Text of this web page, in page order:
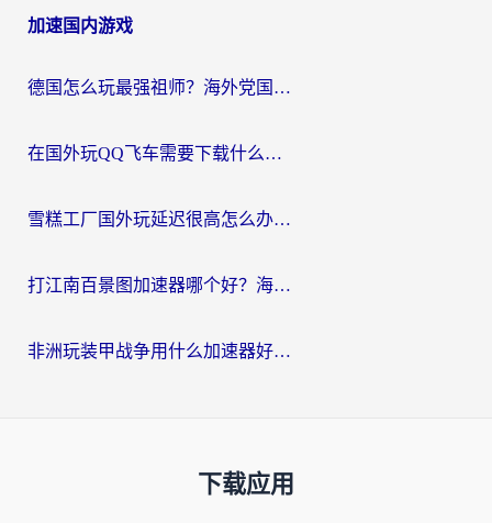
加速国内游戏
德国怎么玩最强祖师？海外党国服游戏加速器选择全攻略（附宝可梦Online实测）
在国外玩QQ飞车需要下载什么加速器呢？海外党亲测有效的国服游戏加速指南
雪糕工厂国外玩延迟很高怎么办？海外玩家国服游戏加速终极攻略（附实测推荐）
打江南百景图加速器哪个好？海外党踩坑N次后，终于找到不卡的秘诀
非洲玩装甲战争用什么加速器好？海外党亲测有效的国服游戏加速方案
下载应用